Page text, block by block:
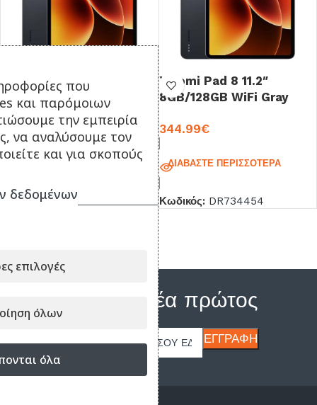
Xiaomi Pad 8 11.2″
8GB/256GB WiFi Gray
Global Edition
390.35 €
ΔΙΑΒΆΣΤΕ ΠΕΡΙΣΣΌΤΕΡΑ
Κωδικός:DR734468
Xiaomi Pad 8 11.2″
8GB/128GB WiFi Gray
344.99€
ΔΙΑΒΆΣΤΕ ΠΕΡΙΣΣΌΤΕΡΑ
Κωδικός: DR734454
Μάθε τα νέα πρώτος
που
και παρόμοιων
την εμπειρία
να αναλύσουμε τον
και για σκοπούς
δεδομένων
επιλογές
όλων
όλα